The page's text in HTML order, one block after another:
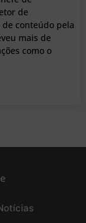
de
conteúdo pela
mais de
como o